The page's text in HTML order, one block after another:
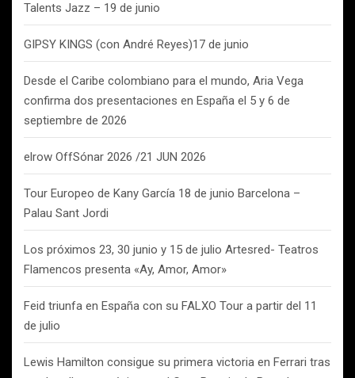
Talents Jazz – 19 de junio
GIPSY KINGS (con André Reyes)17 de junio
Desde el Caribe colombiano para el mundo, Aria Vega
confirma dos presentaciones en España el 5 y 6 de
septiembre de 2026
elrow OffSónar 2026 /21 JUN 2026
Tour Europeo de Kany García 18 de junio Barcelona –
Palau Sant Jordi
Los próximos 23, 30 junio y 15 de julio Artesred- Teatros
Flamencos presenta «Ay, Amor, Amor»
Feid triunfa en España con su FALXO Tour a partir del 11
de julio
Lewis Hamilton consigue su primera victoria en Ferrari tras